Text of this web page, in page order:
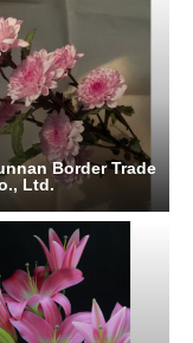
Border Trade
Ltd.